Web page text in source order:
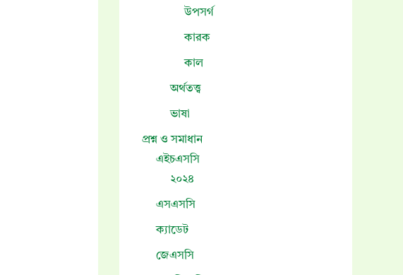
উপসর্গ
কারক
কাল
অর্থতত্ত্ব
ভাষা
প্রশ্ন ও সমাধান
এইচএসসি
২০২৪
এসএসসি
ক্যাডেট
জেএসসি